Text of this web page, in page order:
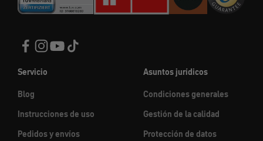
Servicio
Blog
Instrucciones de uso
Pedidos y envíos
Asuntos jurídicos
Condiciones generales
Gestión de la calidad
Protección de datos